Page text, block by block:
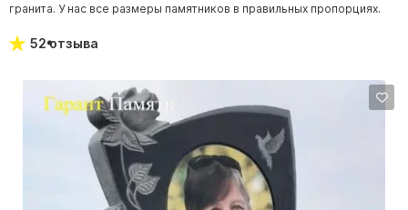
Участникам СВО
Памятники из гранита
Памятники из мрамора
гранита. У нас все размеры памятников в правильных пропорциях.
52 отзыва